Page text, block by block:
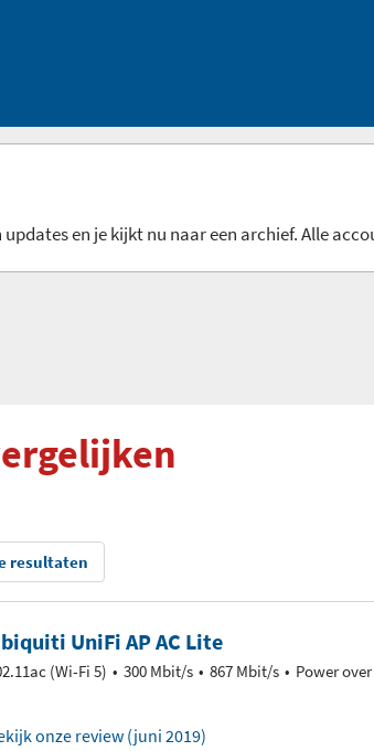
en je kijkt nu naar een archief. Alle
resultaten
UniFi AP AC Lite
(Wi-Fi 5) 300 Mbit/s 867 Mbit/s Power
onze review (juni 2019)